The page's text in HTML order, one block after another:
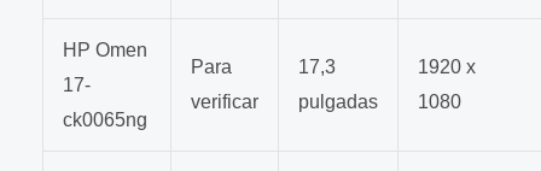
HP Omen
17-
ck0065ng
Para
verificar
17,3
pulgadas
1920 x
1080